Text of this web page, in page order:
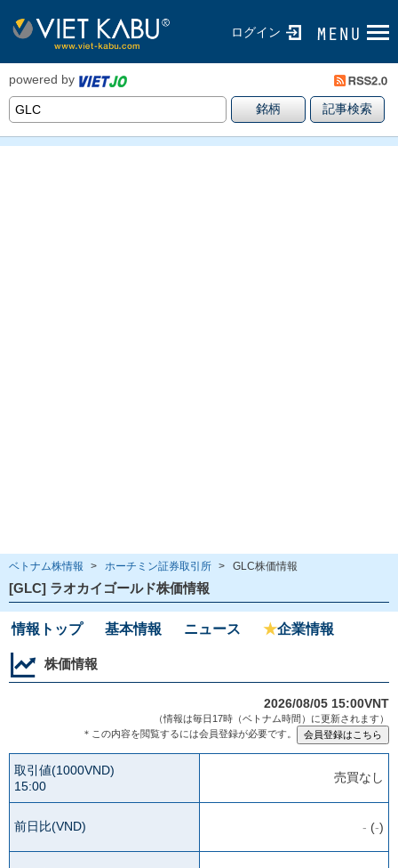
ログイン
powered by
ベトナム株情報 > ホーチミン証券取引所 > GLC株価情報
[GLC] ラオカイゴールド株価情報
情報トップ 基本情報 ニュース ★企業情報
株価情報
2026/08/05 15:00VNT
（情報は毎日17時（ベトナム時間）に更新されます）
＊この内容を閲覧するには会員登録が必要です。
取引値(1000VND)
15:00
売買なし
前日比(VND) - (-)